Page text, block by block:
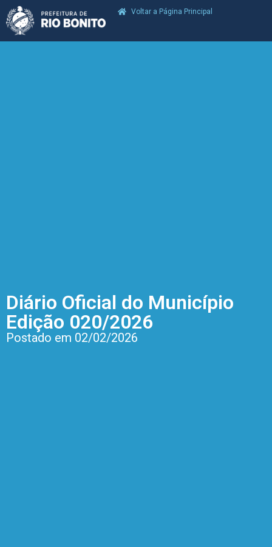
Voltar a Página Principal
Diário Oficial do Município
Edição 020/2026
Postado em 02/02/2026